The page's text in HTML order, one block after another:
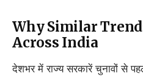
Why Similar
Across India
देशभर में राज्य सरकारें चुनावों से